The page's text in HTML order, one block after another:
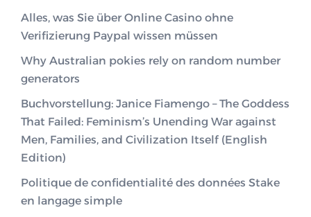
Alles, was Sie über Online Casino ohne
Verifizierung Paypal wissen müssen
Why Australian pokies rely on random number
generators
Buchvorstellung: Janice Fiamengo – The Goddess
That Failed: Feminism’s Unending War against
Men, Families, and Civilization Itself (English
Edition)
Politique de confidentialité des données Stake
en langage simple